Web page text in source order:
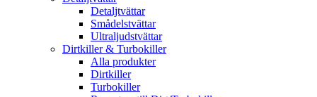
Detaljtvättar
Smådelstvättar
Ultraljudstvättar
Dirtkiller & Turbokiller
Alla produkter
Dirtkiller
Turbokiller